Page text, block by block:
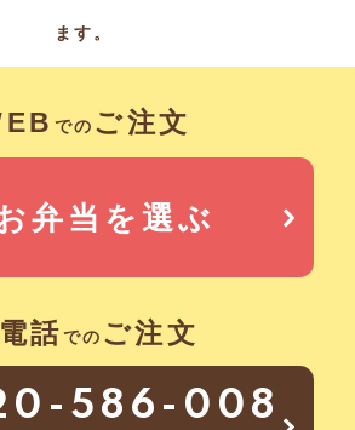
ます。
での ご注文
話での ご注文
弁当を選ぶ
586-008